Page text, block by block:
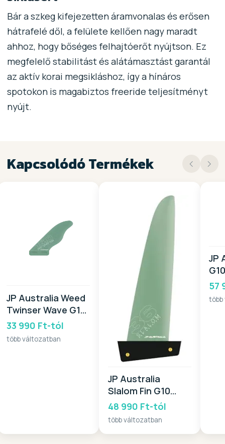
Bár a szkeg kifejezetten áramvonalas és erősen
hátrafelé dől, a felülete kellően nagy maradt
ahhoz, hogy bőséges felhajtóerőt nyújtson. Ez
megfelelő stabilitást és alátámasztást garantál
az aktív korai megsikláshoz, így a hínáros
spotokon is magabiztos freeride teljesítményt
nyújt.
Kapcsolódó Termékek
JP Australia Weed
Twinser Wave G10
SB 2026
33 990 Ft-tól
több változatban
JP Australia
Slalom Fin G10
CNC TT 2026
48 990 Ft-tól
több változatban
JP
57